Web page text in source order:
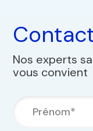
Nos experts
vous convient